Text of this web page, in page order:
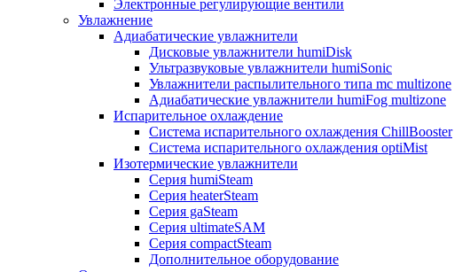
Электронные регулирующие вентили
Увлажнение
Адиабатические увлажнители
Дисковые увлажнители humiDisk
Ультразвуковые увлажнители humiSonic
Увлажнители распылительного типа mc multizone
Адиабатические увлажнители humiFog multizone
Испарительное охлаждение
Система испарительного охлаждения ChillBooster
Система испарительного охлаждения optiMist
Изотермические увлажнители
Серия humiSteam
Серия heaterSteam
Серия gaSteam
Серия ultimateSAM
Серия compactSteam
Дополнительное оборудование